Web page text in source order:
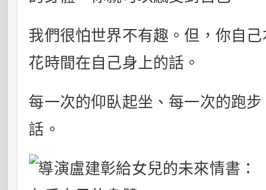
我們很怕世界不有趣。但，你自
花時間在自己身上的話。
每一次的仰臥起坐、每一次的跑
話。